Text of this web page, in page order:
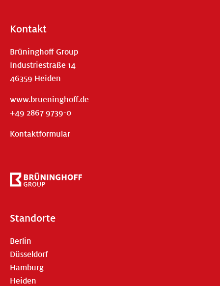
Kontakt
Brüninghoff Group
Industriestraße 14
46359 Heiden
www.brueninghoff.de
+49 2867 9739-0
Kontaktformular
Standorte
Berlin
Düsseldorf
Hamburg
Heiden